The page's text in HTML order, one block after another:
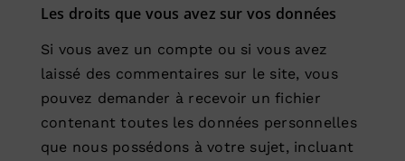
Les droits que vous avez sur vos données
Si vous avez un compte ou si vous avez
laissé des commentaires sur le site, vous
pouvez demander à recevoir un fichier
contenant toutes les données personnelles
que nous possédons à votre sujet, incluant